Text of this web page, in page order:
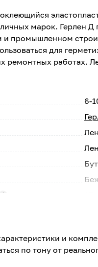
марок. Герлен
промышленном
для
ремонтных работах.
6-
-60
и
по тону от